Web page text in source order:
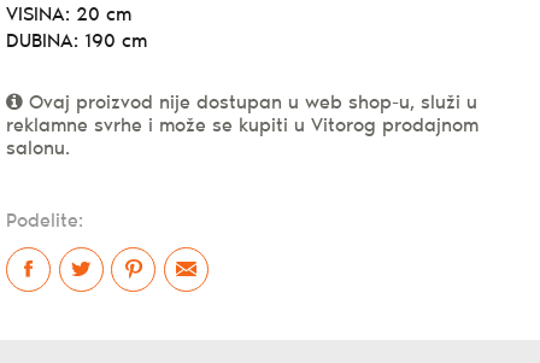
VISINA: 20 cm
DUBINA: 190 cm
Ovaj proizvod nije dostupan u web shop-u, služi u
reklamne svrhe i može se kupiti u Vitorog prodajnom
salonu.
Podelite: